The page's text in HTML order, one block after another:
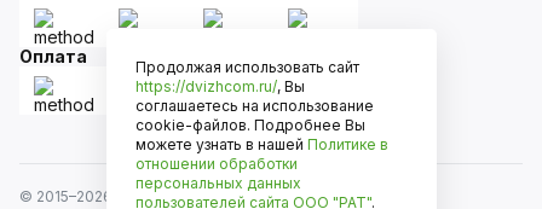
Оплата
© 2015–2026
Движком — сеть магазинов автозапчастей
Продолжая использовать сайт
https://dvizhcom.ru/, Вы
соглашаетесь на использование
cookie-файлов. Подробнее Вы
можете узнать в нашей Политике в
отношении обработки
персональных данных
пользователей сайта ООО "РАТ".